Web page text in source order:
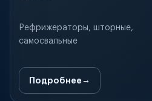
Рефрижераторы, шторные,
самосвальные
Подробнее